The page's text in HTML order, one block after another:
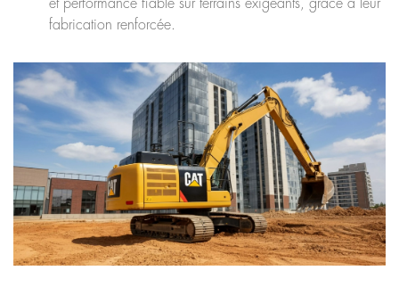
et performance fiable sur terrains exigeants, grâce à leur
fabrication renforcée.